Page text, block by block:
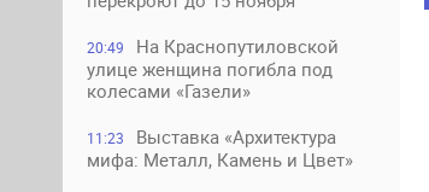
20:49
На Краснопутиловской
улице женщина погибла под
колесами «Газели»
11:23
Выставка «Архитектура
мифа: Металл, Камень и Цвет»